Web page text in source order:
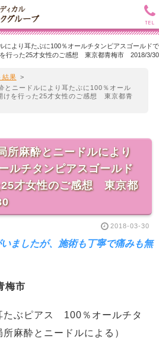
により耳たぶに100％オールチタンピアスゴールドで
行った25才女性のご感想 東京都青梅市 2018/3/30
結果 >
とニードルにより耳たぶに100％オール
けを行った25才女性のご感想 東京都青
所麻酔とニードルにより
ルチタンピアスゴールド
25才女性のご感想 東京都
2018-03-30
ましたが、施術も丁寧で痛みも無
梅市
たぶピアス 100％オールチタ
麻酔とニードルによる）
TEL